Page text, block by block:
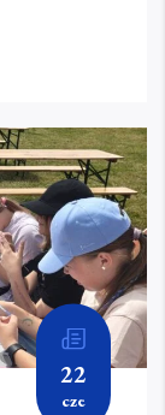
22
cze